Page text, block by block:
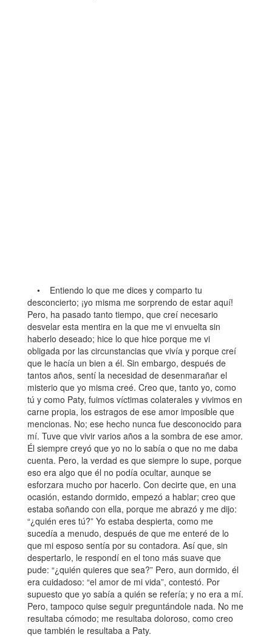
• Entiendo lo que me dices y comparto tu
desconcierto; ¡yo misma me sorprendo de estar aquí!
Pero, ha pasado tanto tiempo, que creí necesario
desvelar esta mentira en la que me vi envuelta sin
haberlo deseado; hice lo que hice porque me vi
obligada por las circunstancias que vivía y porque creí
que le hacía un bien a él. Sin embargo, después de
tantos años, sentí la necesidad de desenmarañar el
misterio que yo misma creé. Creo que, tanto yo, como
tú y como Paty, fuimos víctimas colaterales y vivimos en
carne propia, los estragos de ese amor imposible que
mencionas. No; ese hecho nunca fue desconocido para
mí. Tuve que vivir varios años a la sombra de ese amor.
Él siempre creyó que yo no lo sabía o que no me daba
cuenta. Pero, la verdad es que siempre lo supe, porque
eso era algo que él no podía ocultar, aunque se
esforzara mucho por hacerlo. Con decirte que, en una
ocasión, estando dormido, empezó a hablar; creo que
estaba soñando con ella, porque me abrazó y me dijo:
“¿quién eres tú?” Yo estaba despierta, como me
sucedía a menudo, después de que me enteré de lo
que mi esposo sentía por su contadora. Así que, sin
despertarlo, le respondí en el tono más suave que
pude: “¿quién quieres que sea?” Pero, aun dormido, él
era cuidadoso: “el amor de mi vida”, contestó. Por
supuesto que yo sabía a quién se refería; y no era a mí.
Pero, tampoco quise seguir preguntándole nada. No me
resultaba cómodo; me resultaba doloroso, como creo
que también le resultaba a Paty.